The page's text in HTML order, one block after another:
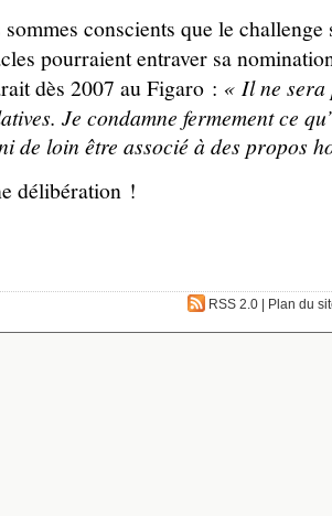
conscients que le
pourraient entraver sa
dès 2007 au Figaro : « Il ne sera
Je condamne fermement ce
de loin être associé à des propos
délibération !
RSS 2.0 Plan du